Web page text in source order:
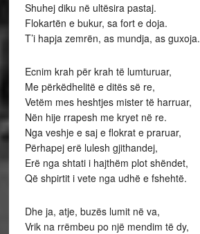
Shuhej diku në ultësira pastaj.
Flokartën e bukur, sa fort e doja.
T’i hapja zemrën, as mundja, as guxoja.
Ecnim krah për krah të lumturuar,
Me përkëdhelitë e ditës së re,
Vetëm mes heshtjes mister të harruar,
Nën hije rrapesh me kryet në re.
Nga veshje e saj e flokrat e praruar,
Përhapej erë lulesh gjithandej,
Erë nga shtati i hajthëm plot shëndet,
Që shpirtit i vete nga udhë e fshehtë.
Dhe ja, atje, buzës lumit në va,
Vrik na rrëmbeu po një mendim të dy,